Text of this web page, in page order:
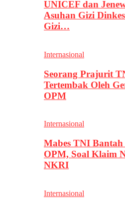
UNICEF dan
Asuhan Gizi
Gizi…
Internasional
Seorang Prajurit
Tertembak Oleh
OPM
Internasional
Mabes TNI
OPM, Soal Klaim
NKRI
Internasional